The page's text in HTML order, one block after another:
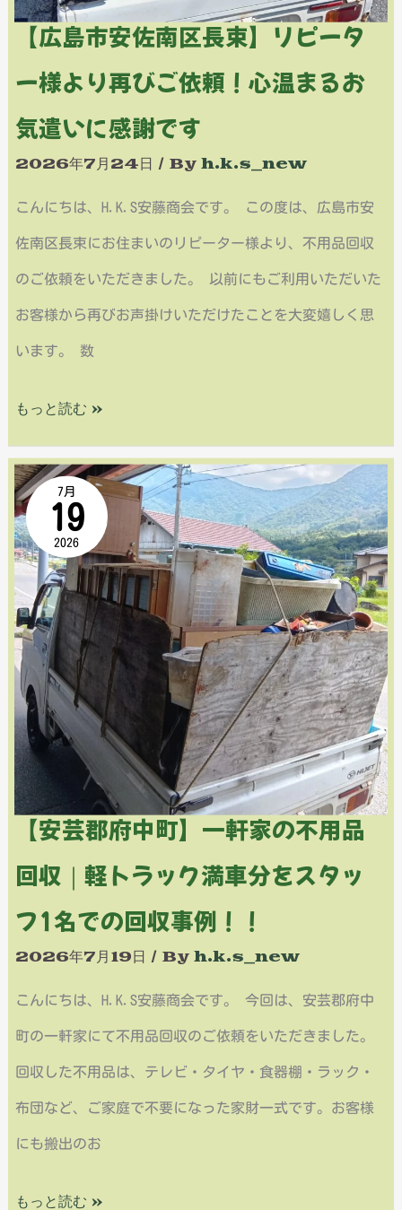
車！
ッ
フ
3
名
で
迅
速
応！！
【広島市安佐南区長束】リピータ
ー様より再びご依頼！心温まるお
気遣いに感謝です
2026年7月24日 / By h.k.s_new
こんにちは、H.K.S安藤商会です。 この度は、広島市安
佐南区長束にお住まいのリピーター様より、不用品回収
のご依頼をいただきました。 以前にもご利用いただいた
お客様から再びお声掛けいただけたことを大変嬉しく思
います。 数
長
束】
リ
ピ
び
依
頼！
心
温
ま
る
お
気
遣
い
感
もっと読む »
7月
19
2026
【安芸郡府中町】一軒家の不用品
回収｜軽トラック満車分をスタッ
フ1名での回収事例！！
2026年7月19日 / By h.k.s_new
こんにちは、H.K.S安藤商会です。 今回は、安芸郡府中
町の一軒家にて不用品回収のご依頼をいただきました。
回収した不用品は、テレビ・タイヤ・食器棚・ラック・
布団など、ご家庭で不要になった家財一式です。お客様
にも搬出のお
【安
芸
郡
府
中
町】
一
軒
家
の
用
軽
ク
もっと読む »